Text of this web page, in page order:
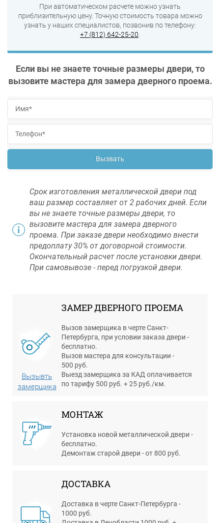
При автоматическом расчете можно узнать
приблизительную цену. Точную стоимость товара можно
узнать у наших специалистов, позвонив по телефону:
+7 (812) 642-25-20
Если вы не знаете точные размеры двери, то
вызовите мастера для замера дверного проема.
Вызвать
Срок изготовления металлической двери под
ваш размер составляет от 2 рабочих дней. Если
вы не знаете точные размеры двери, то
вызовите мастера для замера дверного
проема. При заказе двери необходимо внести
предоплату 30% от договорной стоимости.
Окончательный расчет после установки двери.
При самовывозе - перед погрузкой двери.
Вызывть
замерщика
ЗАМЕР ДВЕРНОГО ПРОЕМА
Вызов замерщика в черте Санкт-
Петербурга, при условии заказа двери -
бесплатно.
Вызов мастера для консультации -
500 руб.
Выезд замерщика за КАД оплачивается
по тарифу 500 руб. + 25 руб./км.
МОНТАЖ
Установка новой металлической двери -
бесплатно.
Демонтаж старой двери - от 800 руб.
ДОСТАВКА
Доставка в черте Санкт-Петербурга -
1000 руб.